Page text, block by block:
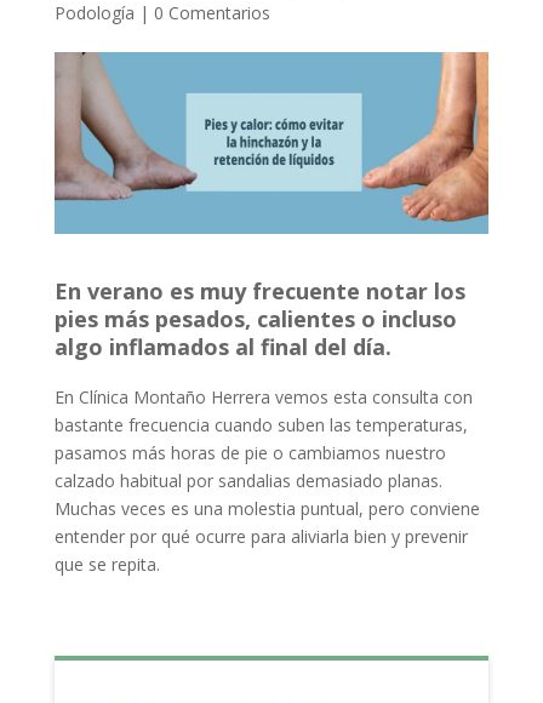
Podología | 0 Comentarios
En verano es muy frecuente notar los
pies más pesados, calientes o incluso
algo inflamados al final del día.
En Clínica Montaño Herrera vemos esta consulta con
bastante frecuencia cuando suben las temperaturas,
pasamos más horas de pie o cambiamos nuestro
calzado habitual por sandalias demasiado planas.
Muchas veces es una molestia puntual, pero conviene
entender por qué ocurre para aliviarla bien y prevenir
que se repita.